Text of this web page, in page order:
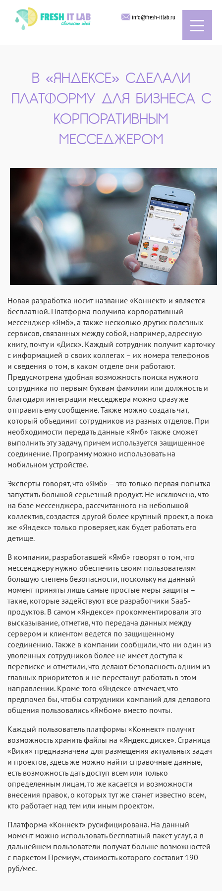
info@fresh-itlab.ru
В «ЯНДЕКСЕ» СДЕЛАЛИ
ПЛАТФОРМУ ДЛЯ БИЗНЕСА С
КОРПОРАТИВНЫМ
МЕССЕДЖЕРОМ
Новая разработка носит название «Коннект» и является
бесплатной. Платформа получила корпоративный
мессенджер «Ямб», а также несколько других полезных
сервисов, связанных между собой, например, адресную
книгу, почту и «Диск». Каждый сотрудник получит карточку
с информацией о своих коллегах – их номера телефонов
и сведения о том, в каком отделе они работают.
Предусмотрена удобная возможность поиска нужного
сотрудника по первым буквам фамилии или должность и
благодаря интеграции месседжера можно сразу же
отправить ему сообщение. Также можно создать чат,
который объединит сотрудников из разных отделов. При
необходимости передать данные «Ямб» также сможет
выполнить эту задачу, причем используется защищенное
соединение. Программу можно использовать на
мобильном устройстве.
Эксперты говорят, что «Ямб» – это только первая попытка
запустить большой серьезный продукт. Не исключено, что
на базе мессенджера, рассчитанного на небольшой
коллектив, создастся другой более крупный проект, а пока
же «Яндекс» только проверяет, как будет работать его
детище.
В компании, разработавшей «Ямб» говорят о том, что
мессенджеру нужно обеспечить своим пользователям
большую степень безопасности, поскольку на данный
момент приняты лишь самые простые меры защиты –
такие, которые задействуют все разработчики SaaS-
продуктов. В самом «Яндексе» прокомментировали это
высказывание, отметив, что передача данных между
сервером и клиентом ведется по защищенному
соединению. Также в компании сообщили, что ни один из
уволенных сотрудников более не имеет доступа к
переписке и отметили, что делают безопасность одним из
главных приоритетов и не перестанут работать в этом
направлении. Кроме того «Яндекс» отмечает, что
предпочел бы, чтобы сотрудники компаний для делового
общения пользовались «Ямбом» вместо почты.
Каждый пользователь платформы «Коннект» получит
возможность хранить файлы на «Яндекс.диске». Страница
«Вики» предназначена для размещения актуальных задач
и проектов, здесь же можно найти справочные данные,
есть возможность дать доступ всем или только
определенным лицам, то же касается и возможности
внесения правок, о которых тут же станет известно всем,
кто работает над тем или иным проектом.
Платформа «Коннект» русифицирована. На данный
момент можно использовать бесплатный пакет услуг, а в
дальнейшем пользователи получат больше возможностей
с паркетом Премиум, стоимость которого составит 190
руб/мес.